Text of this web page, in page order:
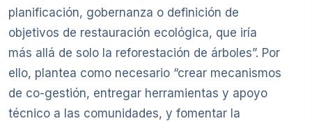
planificación, gobernanza o definición de
objetivos de restauración ecológica, que iría
más allá de solo la reforestación de árboles”. Por
ello, plantea como necesario “crear mecanismos
de co-gestión, entregar herramientas y apoyo
técnico a las comunidades, y fomentar la